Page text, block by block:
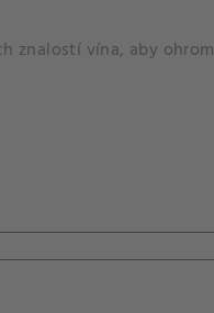
znalostí vína, aby